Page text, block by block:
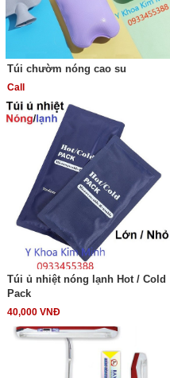
Túi chườm nóng cao su
Call
Túi ủ nhiệt nóng lạnh Hot / Cold
Pack
40,000 VNĐ